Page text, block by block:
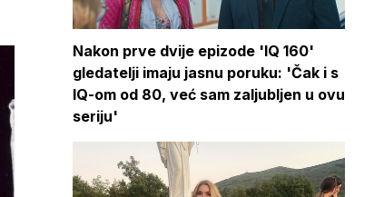
Nakon prve dvije epizode 'IQ 160'
gledatelji imaju jasnu poruku: 'Čak i s
IQ-om od 80, već sam zaljubljen u ovu
seriju'